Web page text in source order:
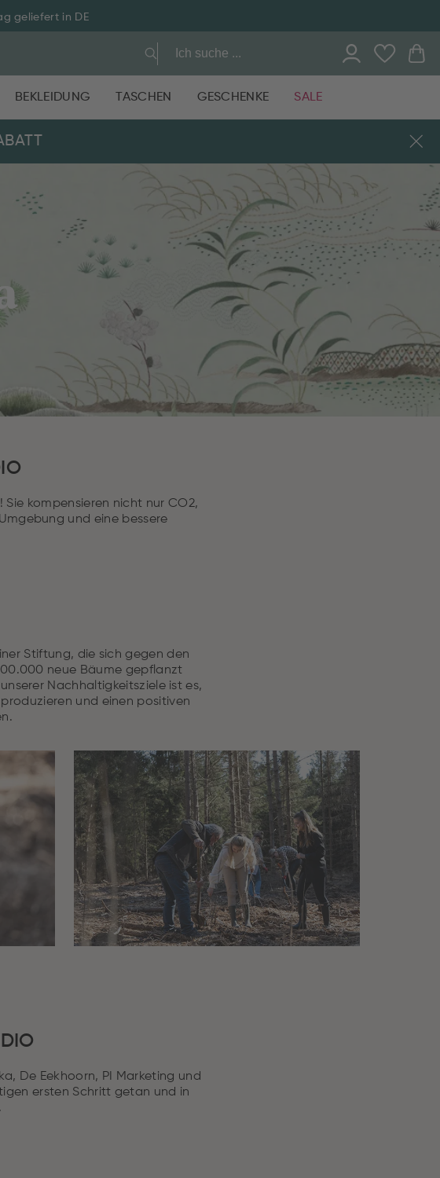
geliefert in DE
BEKLEIDUNG TASCHEN GESCHENKE SALE
kompensieren nicht nur CO2,
und eine bessere
Stiftung, die sich gegen den
neue Bäume gepflanzt
Nachhaltigkeitsziele ist es,
und einen positiven
De Eekhoorn, PI Marketing und
ersten Schritt getan und in